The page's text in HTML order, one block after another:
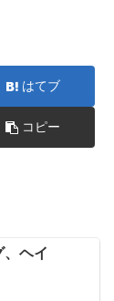
はてブ
コピー
、ヘイ